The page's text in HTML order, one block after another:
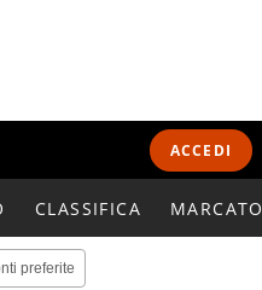
ACCEDI
CLASSIFICA
preferite